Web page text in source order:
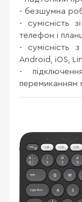
- безшумна
- сумісність
телефон і
- сумісність
Android, iOS,
-
перемиканням